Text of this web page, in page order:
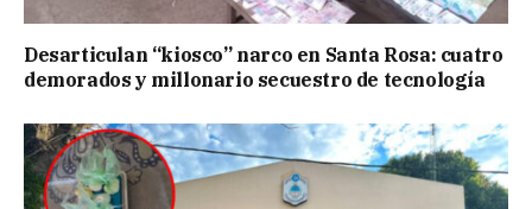
Desarticulan “kiosco” narco en Santa Rosa: cuatro
demorados y millonario secuestro de tecnología